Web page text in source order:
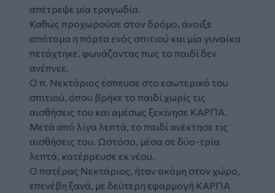
απέτρεψε μία τραγωδία.
Καθώς προχωρούσε στον δρόμο, άνοιξε
απότομα η πόρτα ενός σπιτιού και μία γυναίκα
πετάχτηκε, φωνάζοντας πως το παιδί δεν
ανέπνεε.
Ο π. Νεκτάριος έσπευσε στο εσωτερικό του
σπιτιού, όπου βρήκε το παιδί χωρίς τις
αισθήσεις του και αμέσως ξεκίνησε ΚΑΡΠΑ.
Μετά από λίγα λεπτά, το παιδί ανέκτησε τις
αισθήσεις του. Ωστόσο, μέσα σε δύο-τρία
λεπτά, κατέρρευσε εκ νέου.
Ο πατέρας Νεκτάριος, ήταν ακόμη στον χώρο,
επενέβη ξανά, με δεύτερη εφαρμογή ΚΑΡΠΑ